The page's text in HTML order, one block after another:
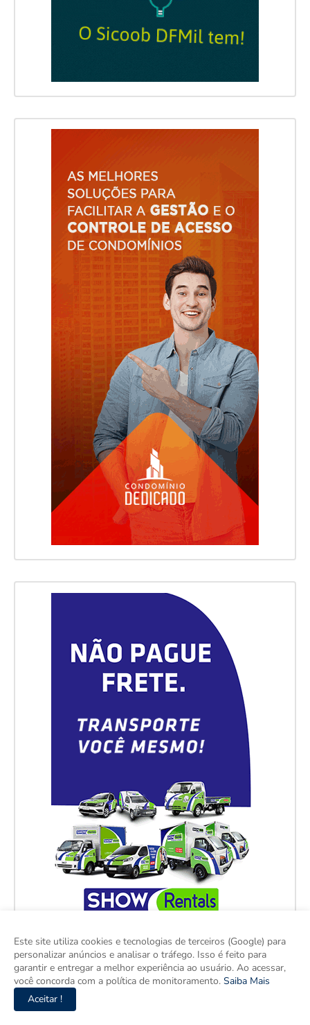
Este site utiliza cookies e tecnologias de terceiros (Google) para
personalizar anúncios e analisar o tráfego. Isso é feito para
garantir e entregar a melhor experiência ao usuário. Ao acessar,
você concorda com a política de monitoramento. Saiba Mais
Aceitar !